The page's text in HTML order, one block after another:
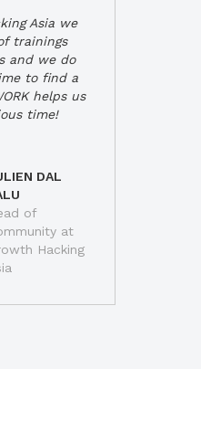
Asia we
trainings
and we do
to find a
helps us
time!
DAL
of
at
Hacking